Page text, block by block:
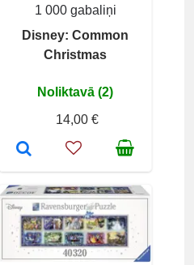
1 000 gabaliņi
Disney: Common
Christmas
Noliktavā (2)
14,00 €